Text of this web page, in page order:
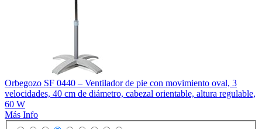
Orbegozo SF 0440 – Ventilador de pie con movimiento oval, 3
velocidades, 40 cm de diámetro, cabezal orientable, altura regulable,
60 W
Más Info